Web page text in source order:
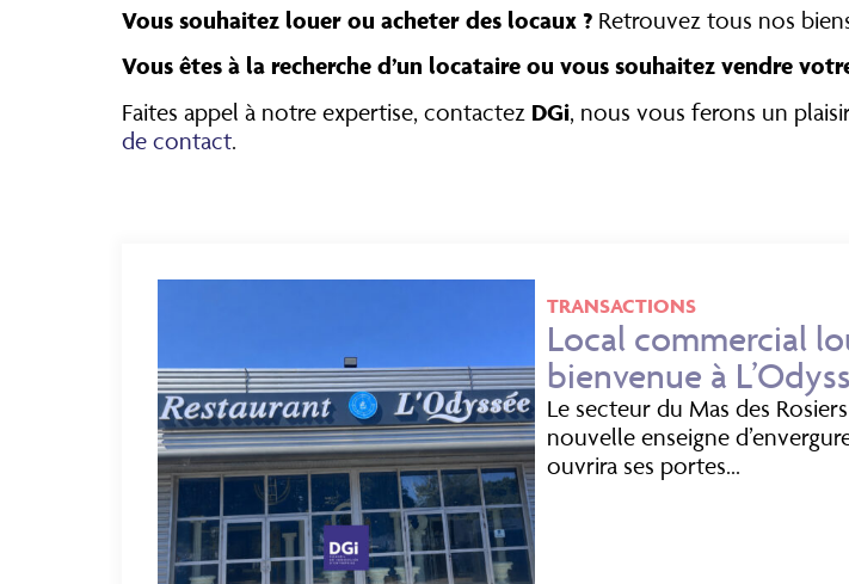
Vous souhaitez louer ou acheter des locaux ? Retrouvez tous nos
Vous êtes à la recherche d’un locataire ou vous souhaitez vendre
Faites appel à notre expertise, contactez DGi, nous vous ferons un
de contact.
TRANSACTIONS
Local commercial
bienvenue à
Le secteur du Mas des
nouvelle enseigne
ouvrira ses portes...